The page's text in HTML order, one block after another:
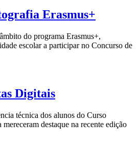
Erasmus+
do programa Erasmus+,
escolar a participar no Concurso de
Digitais
técnica dos alunos do Curso
destaque na recente edição